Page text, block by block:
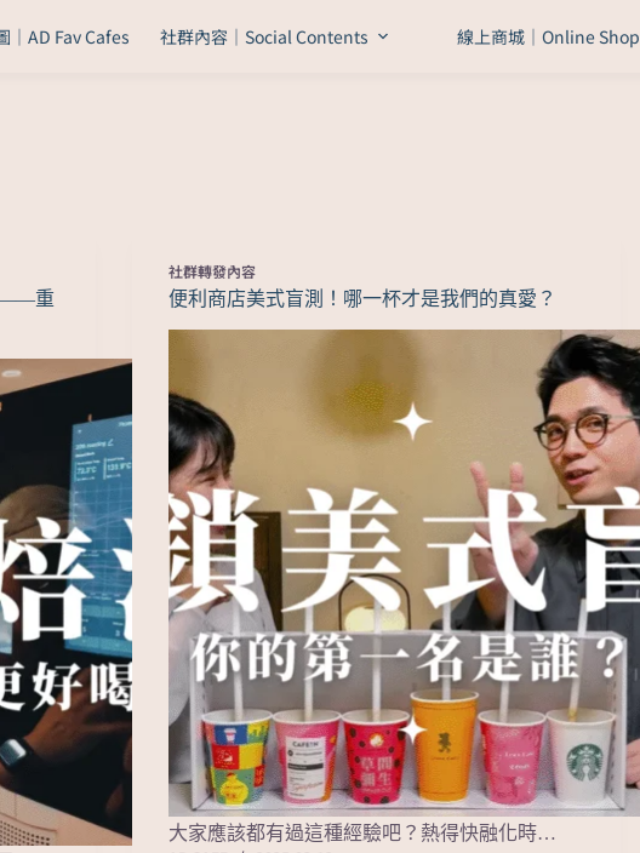
｜AD Fav Cafes 社群內容｜Social Contents 線上商城｜Online Shop
——重
社群轉發內容
便利商店美式盲測！哪一杯才是我們的真愛？
大家應該都有過這種經驗吧？熱得快融化時…